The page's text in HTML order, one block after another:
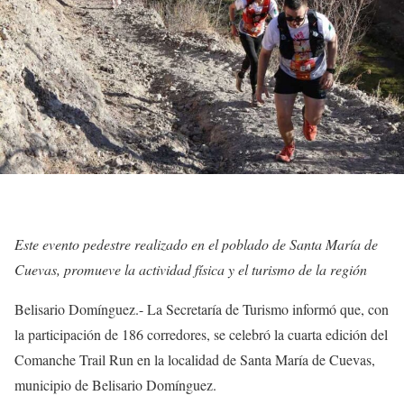
Este evento pedestre realizado en el poblado de Santa María de
Cuevas, promueve la actividad física y el turismo de la región
Belisario Domínguez.- La Secretaría de Turismo informó que, con
la participación de 186 corredores, se celebró la cuarta edición del
Comanche Trail Run en la localidad de Santa María de Cuevas,
municipio de Belisario Domínguez.